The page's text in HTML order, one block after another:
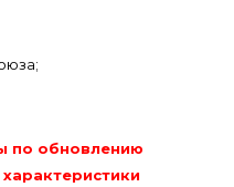
по обновлению